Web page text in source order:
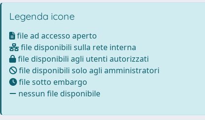
Legenda icone
file ad accesso aperto
file disponibili sulla rete interna
file disponibili agli utenti autorizzati
file disponibili solo agli amministratori
file sotto embargo
nessun file disponibile